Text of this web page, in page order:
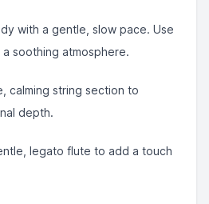
with a gentle, slow pace. Use
soothing atmosphere.
calming string section to
depth.
legato flute to add a touch